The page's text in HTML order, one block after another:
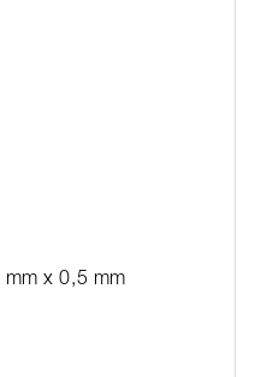
mm x 0,5 mm